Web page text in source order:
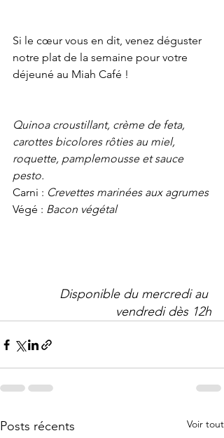
Si le cœur vous en dit, venez déguster
notre plat de la semaine pour votre
déjeuné au Miah Café !
Quinoa croustillant, crème de feta,
carottes bicolores rôties au miel,
roquette, pamplemousse et sauce
pesto.
Carni : Crevettes marinées aux agrumes
Végé : Bacon végétal
Disponible du mercredi au
vendredi dès 12h
Posts récents Voir tout